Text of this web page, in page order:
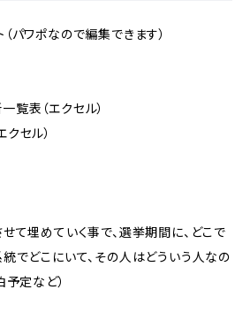
パワポなので編集できます）
表（エクセル）
セル）
て埋めていく事で、選挙期間に、どこで
でどこにいて、その人はどういう人なの
予定など）